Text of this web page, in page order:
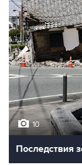
10
Последствия